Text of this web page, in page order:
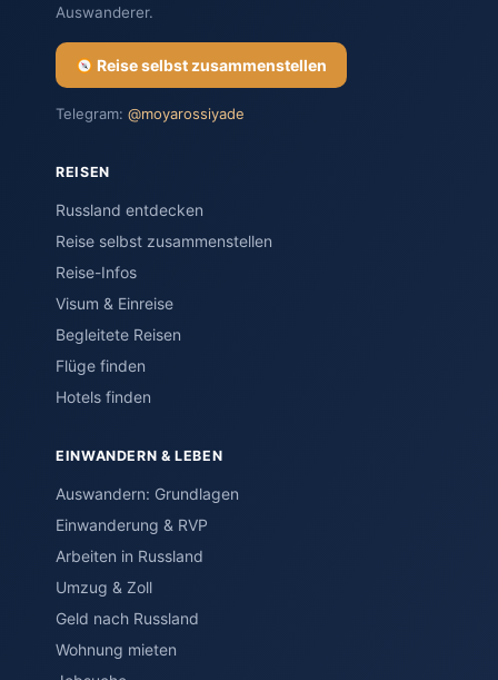
Auswanderer.
Reise selbst zusammenstellen
Telegram: @moyarossiyade
REISEN
Russland entdecken
Reise selbst zusammenstellen
Reise-Infos
Visum & Einreise
Begleitete Reisen
Flüge finden
Hotels finden
EINWANDERN & LEBEN
Auswandern: Grundlagen
Einwanderung & RVP
Arbeiten in Russland
Umzug & Zoll
Geld nach Russland
Wohnung mieten